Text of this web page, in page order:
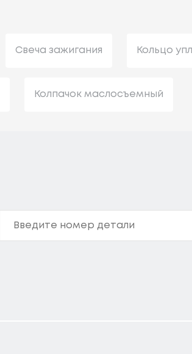
Свеча зажигания Кольцо
Колпачок маслосъемный